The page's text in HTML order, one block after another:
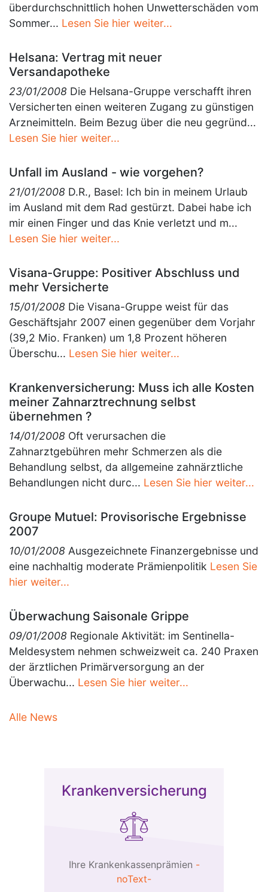
überdurchschnittlich hohen Unwetterschäden vom
Sommer... Lesen Sie hier weiter...
Helsana: Vertrag mit neuer
Versandapotheke
23/01/2008 Die Helsana-Gruppe verschafft ihren
Versicherten einen weiteren Zugang zu günstigen
Arzneimitteln. Beim Bezug über die neu gegründ...
Lesen Sie hier weiter...
Unfall im Ausland - wie vorgehen?
21/01/2008 D.R., Basel: Ich bin in meinem Urlaub
im Ausland mit dem Rad gestürzt. Dabei habe ich
mir einen Finger und das Knie verletzt und m...
Lesen Sie hier weiter...
Visana-Gruppe: Positiver Abschluss und
mehr Versicherte
15/01/2008 Die Visana-Gruppe weist für das
Geschäftsjahr 2007 einen gegenüber dem Vorjahr
(39,2 Mio. Franken) um 1,8 Prozent höheren
Überschu... Lesen Sie hier weiter...
Krankenversicherung: Muss ich alle Kosten
meiner Zahnarztrechnung selbst
übernehmen ?
14/01/2008 Oft verursachen die
Zahnarztgebühren mehr Schmerzen als die
Behandlung selbst, da allgemeine zahnärztliche
Behandlungen nicht durc... Lesen Sie hier weiter...
Groupe Mutuel: Provisorische Ergebnisse
2007
10/01/2008 Ausgezeichnete Finanzergebnisse und
eine nachhaltig moderate Prämienpolitik Lesen Sie
hier weiter...
Überwachung Saisonale Grippe
09/01/2008 Regionale Aktivität: im Sentinella-
Meldesystem nehmen schweizweit ca. 240 Praxen
der ärztlichen Primärversorgung an der
Überwachu... Lesen Sie hier weiter...
Alle News
Krankenversicherung
Ihre Krankenkassenprämien -
noText-